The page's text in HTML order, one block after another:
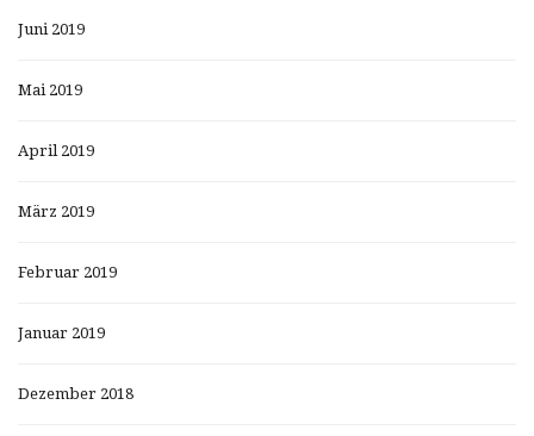
Juni 2019
Mai 2019
April 2019
März 2019
Februar 2019
Januar 2019
Dezember 2018